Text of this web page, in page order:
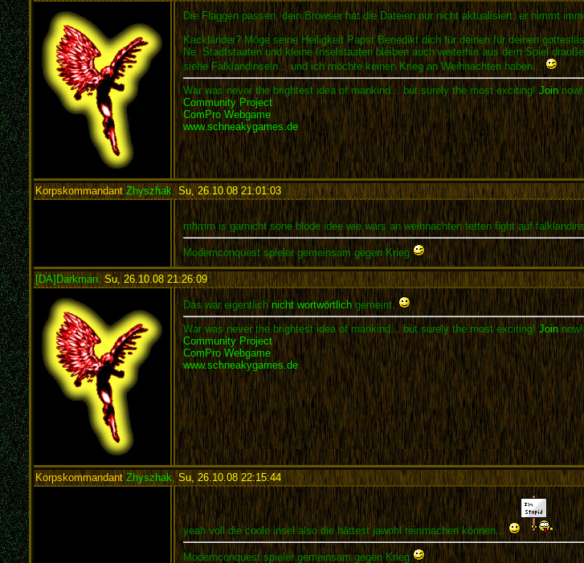
Die Flaggen passen, dein Browser hat die Dateien nur nicht aktualisiert, er nimmt
Kackländer? Möge seine Heiligkeit Papst Benedikt dich für deinen für deinen
Ne, Stadtstaaten und kleine Inselstaaten bleiben auch weiterhin aus dem Spiel
siehe Falklandinseln... und ich möchte keinen Krieg an Weihnachten haben...
War was never the brightest idea of mankind... but surely the most exciting! Joinnow!
Community Project
ComPro Webgame
www.schneakygames.de
KorpskommandantZhyszhak, Su, 26.10.08 21:01:03:
mhmm is garnicht sone blöde idee wie wärs an weihnachten fetten fight auf
Modernconquest spieler gemeinsam gegen Krieg
[DA]Darkman, Su, 26.10.08 21:26:09:
Das war eigentlichnicht wortwörtlichgemeint.
War was never the brightest idea of mankind... but surely the most exciting!Joinnow!
Community Project
ComPro Webgame
www.schneakygames.de
KorpskommandantZhyszhak,Su, 26.10.08 22:15:44:
yeah voll die coole insel also die hättest jawohl reinmachen können...
Modernconquest spieler gemeinsam gegen Krieg